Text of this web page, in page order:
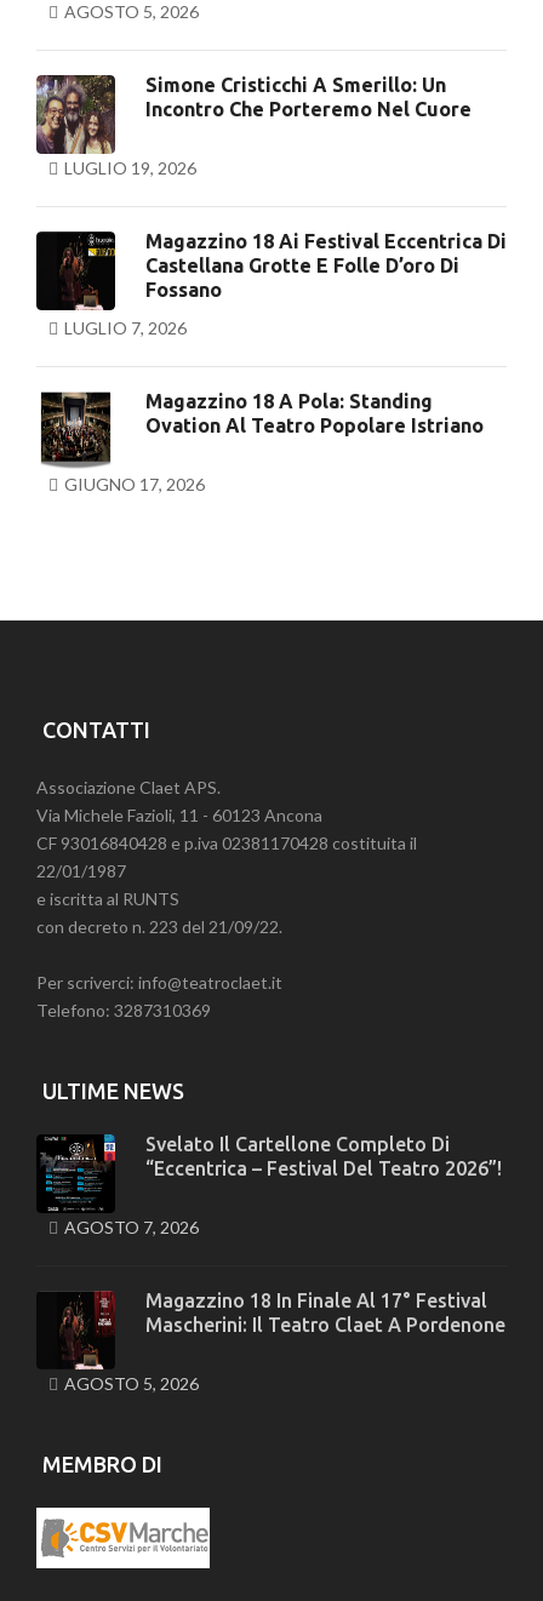
AGOSTO 5, 2026
Simone Cristicchi A Smerillo: Un
Incontro Che Porteremo Nel Cuore
LUGLIO 19, 2026
Magazzino 18 Ai Festival Eccentrica Di
Castellana Grotte E Folle D’oro Di
Fossano
LUGLIO 7, 2026
Magazzino 18 A Pola: Standing
Ovation Al Teatro Popolare Istriano
GIUGNO 17, 2026
CONTATTI
Associazione Claet APS.
Via Michele Fazioli, 11 - 60123 Ancona
CF 93016840428 e p.iva 02381170428 costituita il
22/01/1987
e iscritta al RUNTS
con decreto n. 223 del 21/09/22.
Per scriverci: info@teatroclaet.it
Telefono: 3287310369
ULTIME NEWS
Svelato Il Cartellone Completo Di
“Eccentrica – Festival Del Teatro 2026”!
AGOSTO 7, 2026
Magazzino 18 In Finale Al 17° Festival
Mascherini: Il Teatro Claet A Pordenone
AGOSTO 5, 2026
MEMBRO DI